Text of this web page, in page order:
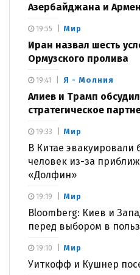
Азербайджана и
Мир
Иран назвал шесть
Ормузского пролива
19:55
Я - Молния
Алиев и Трамп
стратегическое
19:41
Мир
В Китае эвакуировали
человек из-за
«Долфин»
19:33
Мир
Bloomberg: Киев и
перед выбором в
19:19
Мир
Уиткофф и Кушнер
19:10